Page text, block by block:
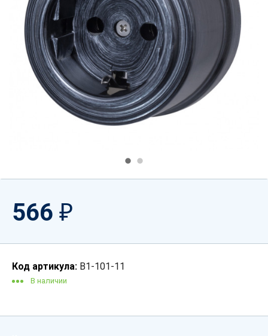
566 ₽
Код артикула: B1-101-11
В наличии